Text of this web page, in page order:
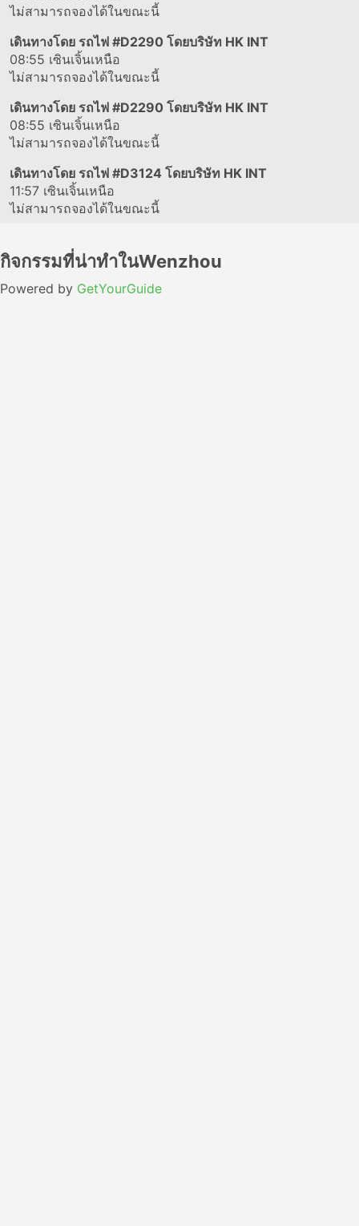
ไม่สามารถจองได้ในขณะนี้
เดินทางโดย รถไฟ #D2290 โดยบริษัท HK INT
08:55 เซินเจิ้นเหนือ
ไม่สามารถจองได้ในขณะนี้
เดินทางโดย รถไฟ #D2290 โดยบริษัท HK INT
08:55 เซินเจิ้นเหนือ
ไม่สามารถจองได้ในขณะนี้
เดินทางโดย รถไฟ #D3124 โดยบริษัท HK INT
11:57 เซินเจิ้นเหนือ
ไม่สามารถจองได้ในขณะนี้
กิจกรรมที่น่าทำในWenzhou
Powered by GetYourGuide